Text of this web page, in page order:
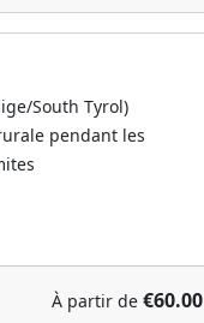
South Tyrol)
pendant les
À partir de €60.00